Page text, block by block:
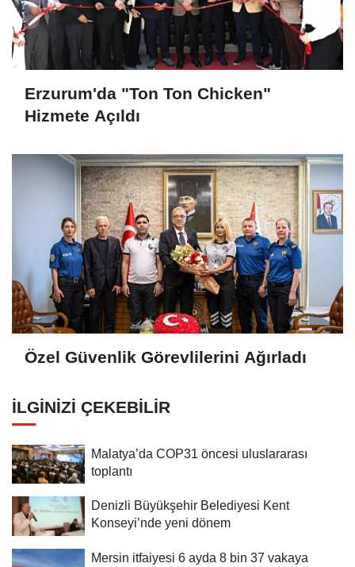
Erzurum'da "Ton Ton Chicken"
Hizmete Açıldı
Özel Güvenlik Görevlilerini Ağırladı
İLGINIZI ÇEKEBILIR
Malatya’da COP31 öncesi uluslararası
toplantı
Denizli Büyükşehir Belediyesi Kent
Konseyi’nde yeni dönem
Mersin itfaiyesi 6 ayda 8 bin 37 vakaya